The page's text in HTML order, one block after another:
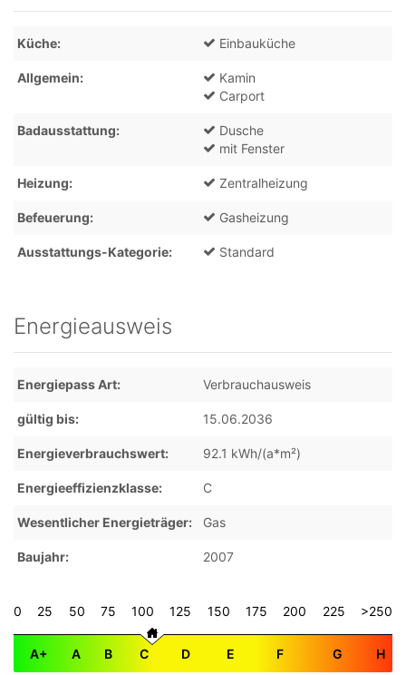
Küche Einbauküche
Allgemein
Kamin
Carport
Badausstattung
Dusche
mit Fenster
Heizung Zentralheizung
Befeuerung Gasheizung
Ausstattungs-Kategorie Standard
Energieausweis
Energiepass Art Verbrauchausweis
gültig bis 15.06.2036
Energieverbrauchswert 92.1 kWh/(a*m²)
Energieeffizienzklasse C
Wesentlicher Energieträger Gas
Baujahr 2007
0 25 50 75 100 125 150 175 200 225 >250
A+ A B C D E F G H